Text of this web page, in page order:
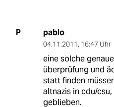
P pablo
04.11.2011, 16:47 Uhr
eine solche
überprüfung und
statt finden
altnazis in cdu/
geblieben.